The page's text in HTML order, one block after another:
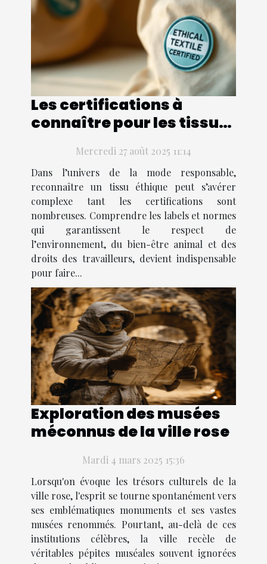
Les certifications à
connaître pour les tissus
Mercredi 27 août 2025 11:14
Dans l’univers de la mode responsable,
reconnaître un tissu éthique peut s’avérer
complexe tant les certifications sont
nombreuses. Comprendre les labels et normes
qui garantissent le respect de
l’environnement, du bien-être animal et des
droits des travailleurs, devient indispensable
pour faire...
Exploration des musées
méconnus de la ville rose
Mardi 4 mars 2025 15:36
Lorsqu'on évoque les trésors culturels de la
ville rose, l'esprit se tourne spontanément vers
ses emblématiques monuments et ses vastes
musées renommés. Pourtant, au-delà de ces
institutions célèbres, la ville recèle de
véritables pépites muséales souvent ignorées